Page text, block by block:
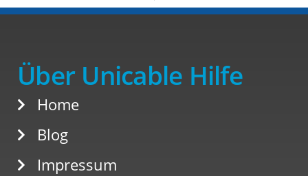
Über Unicable Hilfe
Home
Blog
Impressum